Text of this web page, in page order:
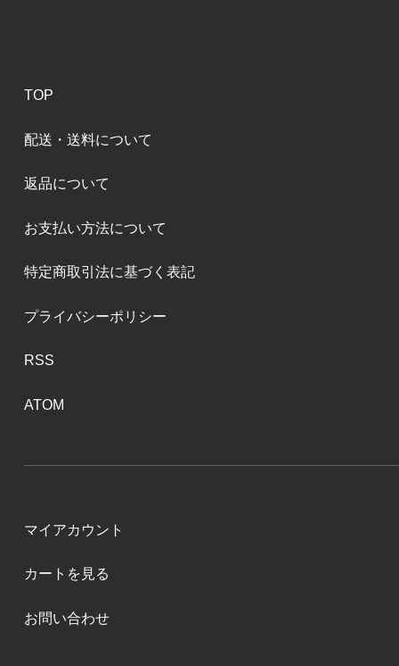
TOP
配送・送料について
返品について
お支払い方法について
特定商取引法に基づく表記
プライバシーポリシー
RSS
ATOM
マイアカウント
カートを見る
お問い合わせ